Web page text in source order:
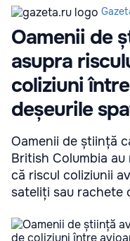
Oamenii de
asupra
coliziuni
deșeurile
Oamenii de știință
British Columbia
că riscul coliziunii
sateliți sau rachete